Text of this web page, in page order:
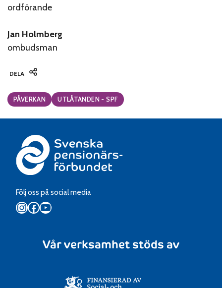
ordförande
Jan Holmberg
ombudsman
DELA
Categories:
PÅVERKAN UTLÅTANDEN - SPF
Följ oss på social media
Instagram
Facebook
YouTube
Vår verksamhet stöds av